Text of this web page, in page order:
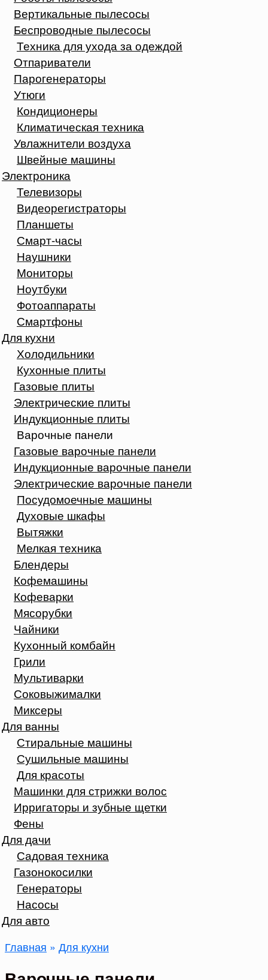
Вертикальные пылесосы
Беспроводные пылесосы
Техника для ухода за одеждой
Отпариватели
Парогенераторы
Утюги
Кондиционеры
Климатическая техника
Увлажнители воздуха
Швейные машины
Электроника
Телевизоры
Видеорегистраторы
Планшеты
Смарт-часы
Наушники
Мониторы
Ноутбуки
Фотоаппараты
Смартфоны
Для кухни
Холодильники
Кухонные плиты
Газовые плиты
Электрические плиты
Индукционные плиты
Варочные панели
Газовые варочные панели
Индукционные варочные панели
Электрические варочные панели
Посудомоечные машины
Духовые шкафы
Вытяжки
Мелкая техника
Блендеры
Кофемашины
Кофеварки
Мясорубки
Чайники
Кухонный комбайн
Грили
Мультиварки
Соковыжималки
Миксеры
Для ванны
Стиральные машины
Сушильные машины
Для красоты
Машинки для стрижки волос
Ирригаторы и зубные щетки
Фены
Для дачи
Садовая техника
Газонокосилки
Генераторы
Насосы
Для авто
Главная » Для кухни